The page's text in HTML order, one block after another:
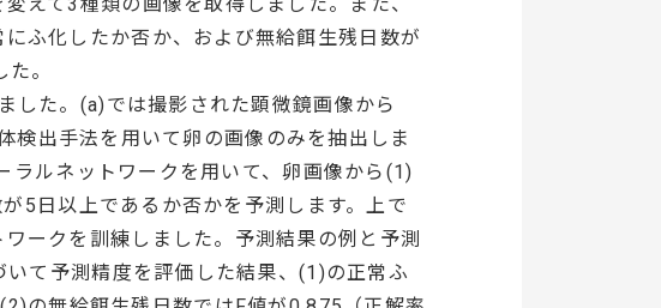
ふ化したか否か、および無給餌生残日数が
た。
した。(a)では撮影された顕微鏡画像から
検出手法を用いて卵の画像のみを抽出しま
ラルネットワークを用いて、卵画像から(1)
5日以上であるか否かを予測します。上で
ークを訓練しました。予測結果の例と予測
て予測精度を評価した結果、(1)の正常ふ